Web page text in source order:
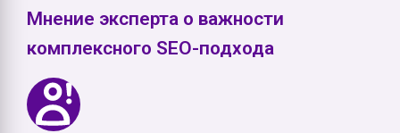
Мнение эксперта о важности
комплексного SEO-подхода